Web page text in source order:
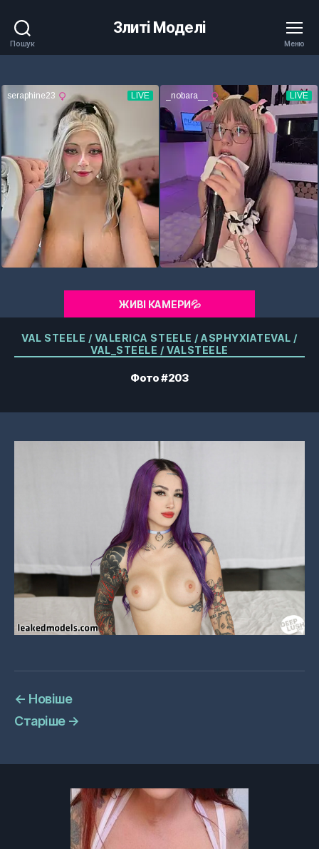
Пошук
Злиті Моделі
Меню
ЖИВІ КАМЕРИ💦
Категорії
VAL STEELE / VALERICA STEELE / ASPHYXIATEVAL /
VAL_STEELE / VALSTEELE
Фото #203
← Новіше
Старіше →